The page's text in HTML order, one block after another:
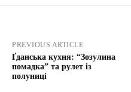
PREVIOUS ARTICLE
Ґданська кухня: “Зозулина
помадка” та рулет із
полуниці